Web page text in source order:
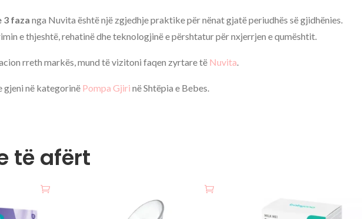
3 faza nga Nuvita është një zgjedhje praktike për nënat gjatë periudhës së gjidhënies.
e thjeshtë, rehatinë dhe teknologjinë e përshtatur për nxjerrjen e qumështit.
rreth markës, mund të vizitoni faqen zyrtare të Nuvita.
gjeni në kategorinë Pompa Gjiri në Shtëpia e Bebes.
të afërt